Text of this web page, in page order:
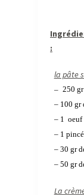
:
la pâte
– 250
– 100 gr
– 1 oeuf
– 1
– 30 gr
– 50 gr
La